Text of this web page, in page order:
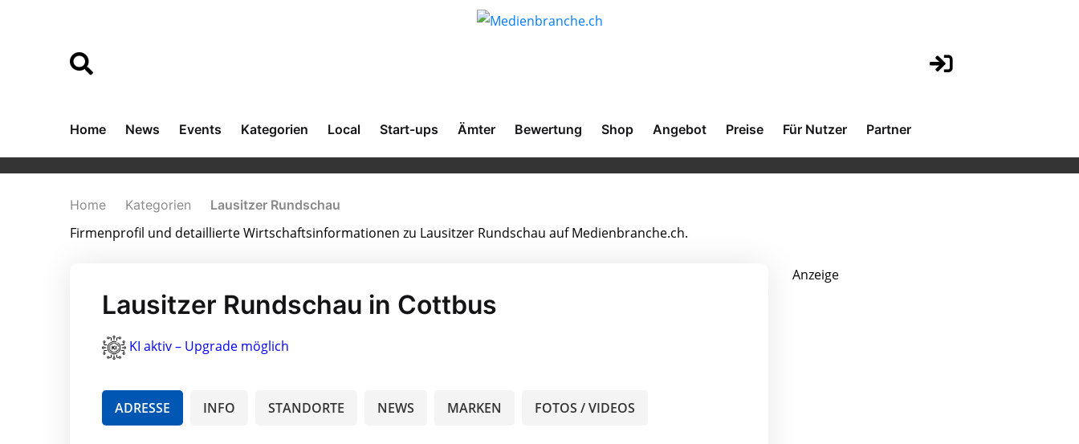
Home News Events Kategorien Local Start-ups Ämter Bewertung Shop Angebot Preise Für Nutzer Partner
Home Kategorien Lausitzer Rundschau
Firmenprofil und detaillierte Wirtschaftsinformationen zu Lausitzer Rundschau auf Medienbranche.ch.
Lausitzer Rundschau in Cottbus
KI aktiv – Upgrade möglich
ADRESSE INFO STANDORTE NEWS MARKEN FOTOS / VIDEOS
Anzeige